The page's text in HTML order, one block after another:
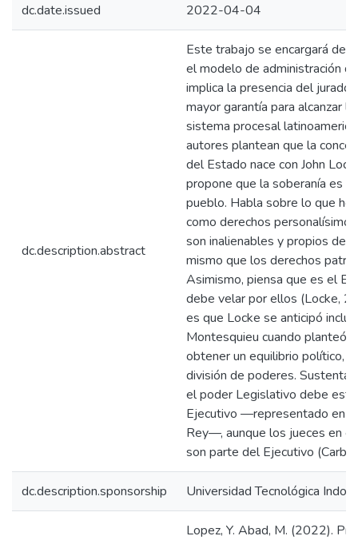
dc.date.issued 2022-04-04
dc.description.abstract
Este trabajo se encargará de
el modelo de administración
implica la presencia del jurado
mayor garantía para alcanzar
sistema procesal
autores plantean que la
del Estado nace con John
propone que la soberanía es
pueblo. Habla sobre lo que
como derechos
son inalienables y propios del
mismo que los derechos
Asimismo, piensa que es el
debe velar por ellos (Locke,
es que Locke se anticipó
Montesquieu cuando planteó
obtener un equilibrio político,
división de poderes. Sustenta
el poder Legislativo debe
Ejecutivo —representado en
Rey—, aunque los jueces en
son parte del Ejecutivo
dc.description.sponsorship Universidad Tecnológica
Lopez, Y. Abad, M. (2022).